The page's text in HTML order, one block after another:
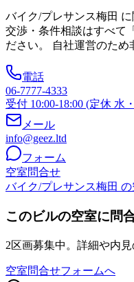
バイク/プレサンス梅田
交渉・条件相談はすべて
ださい。 自社運営のため
電話
06-7777-4333
受付 10:00-18:00 (定休 水
メール
info@geez.ltd
フォーム
空室問合せ
バイク/プレサンス梅田
このビルの空室に問
2区画募集中。詳細や内見
空室問合せフォームへ